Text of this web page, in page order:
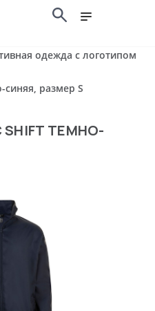
одежда с логотипом
синяя, размер S
ТЕМНО-